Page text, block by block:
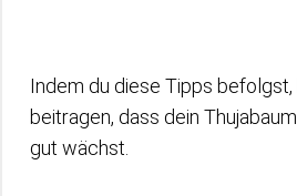
Indem du diese Tipps befolgst,
beitragen, dass dein
gut wächst.